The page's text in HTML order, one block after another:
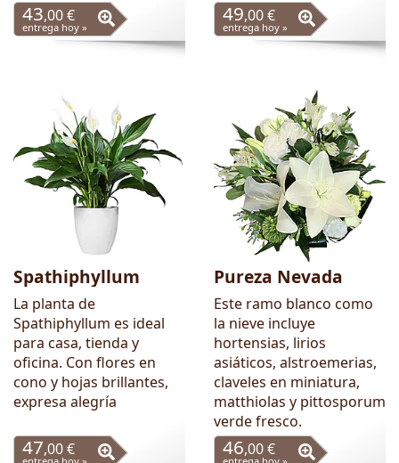
43,00 €
entrega hoy »
49,00 €
entrega hoy »
Spathiphyllum
La planta de
Spathiphyllum es ideal
para casa, tienda y
oficina. Con flores en
cono y hojas brillantes,
expresa alegría
47,00 €
Pureza Nevada
Este ramo blanco como
la nieve incluye
hortensias, lirios
asiáticos, alstroemerias,
claveles en miniatura,
matthiolas y pittosporum
verde fresco.
46,00 €